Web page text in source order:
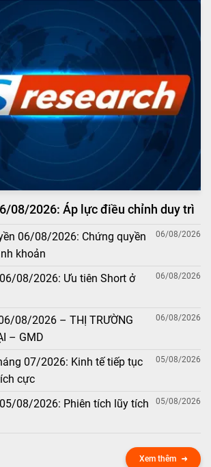
08/2026: Áp lực điều chỉnh duy trì
06/08/2026: Chứng quyền
khoản
06/08/2026
08/2026: Ưu tiên Short ở
06/08/2026
08/2026 – THỊ TRƯỜNG
– GMD
06/08/2026
07/2026: Kinh tế tiếp tục
cực
05/08/2026
08/2026: Phiên tích lũy tích
05/08/2026
Xem thêm